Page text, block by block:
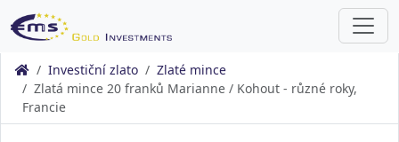
Investiční zlato
Zlaté mince
Zlatá mince 20 franků Marianne / Kohout - různé roky,
Francie